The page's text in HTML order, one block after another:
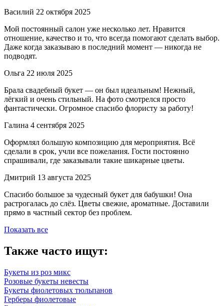
Василий 22 октября 2025
Мой постоянный салон уже несколько лет. Нравится
отношение, качество и то, что всегда помогают сделать выбор.
Даже когда заказываю в последний момент — никогда не
подводят.
Ольга 22 июля 2025
Брала свадебный букет — он был идеальным! Нежный,
лёгкий и очень стильный. На фото смотрелся просто
фантастически. Огромное спасибо флористу за работу!
Галина 4 сентября 2025
Оформлял большую композицию для мероприятия. Всё
сделали в срок, учли все пожелания. Гости постоянно
спрашивали, где заказывали такие шикарные цветы.
Дмитрий 13 августа 2025
Спасибо большое за чудесный букет для бабушки! Она
растрогалась до слёз. Цветы свежие, ароматные. Доставили
прямо в частный сектор без проблем.
Показать все
Также часто ищут:
Букеты из роз микс
Розовые букеты невесты
Букеты фиолетовых тюльпанов
Герберы фиолетовые